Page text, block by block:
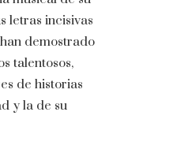
letras incisivas
demostrado
talentosos,
de historias
y la de su